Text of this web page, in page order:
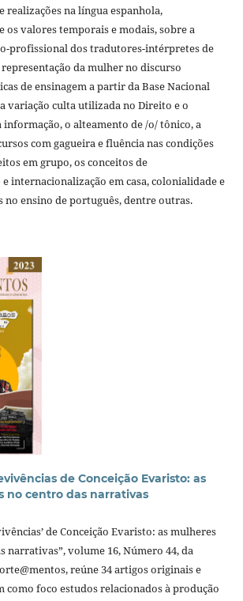
realizações na língua espanhola,
os valores temporais e modais, sobre a
profissional dos tradutores-intérpretes de
da mulher no discurso
de ensinagem a partir da Base Nacional
variação culta utilizada no Direito e o
informação, o alteamento de /o/ tônico, a
com gagueira e fluência nas condições
em grupo, os conceitos de
internacionalização em casa, colonialidade e
ensino de português, dentre outras.
de Conceição Evaristo: as
no centro das narrativas
de Conceição Evaristo: as mulheres
narrativas”, volume 16, Número 44, da
reúne 34 artigos originais e
como foco estudos relacionados à produção